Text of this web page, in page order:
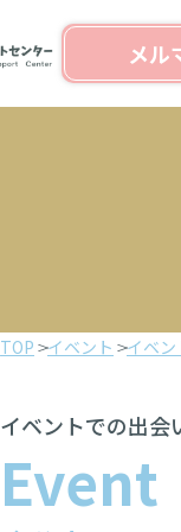
メル
TOP イベント イベ
イベントでの出会
Event